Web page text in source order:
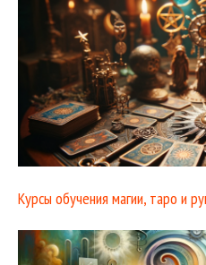
Курсы обучения магии, таро и